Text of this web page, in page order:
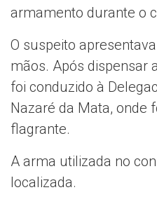
armamento durante o
O suspeito
mãos. Após dispensar
foi conduzido à
Nazaré da Mata, onde
flagrante.
A arma utilizada no
localizada.